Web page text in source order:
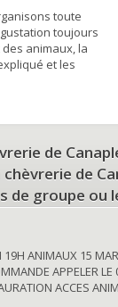
toute
toujours
animaux, la
et les
de
de
de groupe ou
ANIMAUX 15
APPELER
ACCES